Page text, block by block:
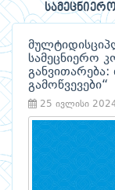
სამეცნიერო
გამოწვევები“
25 ივლისი